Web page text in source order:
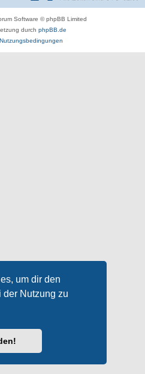
um dir den
der Nutzung zu
Software © phpBB Limited
durch phpBB.de
Nutzungsbedingungen